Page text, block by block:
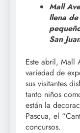
Mall
llena
San
Este abril, Mall
variedad de
sus visitantes
tanto niños
están la
Pascua, el
concursos.